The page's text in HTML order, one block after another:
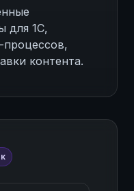
для 1С,
процессов,
контента.